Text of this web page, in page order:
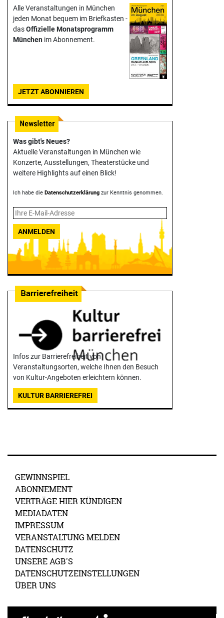
Alle Veranstaltungen in München
jeden Monat bequem im Briefkasten -
dasOffizielle Monats­programm
München im Abonnement.
JETZT ABONNIEREN
Was gibt's Neues?
Aktuelle Veranstaltungen in München wie
Konzerte, Ausstellungen, Theater­stücke und
weitere Highlights auf einen Blick!
Ich habe die Datenschutzerklärung zur Kenntnis genommen.
ANMELDEN
Infos zur Barrierefreiheit von
Veranstaltungsorten, welche Ihnen den Besuch
von Kultur-Angeboten erleichtern können.
KULTUR BARRIEREFREI
GEWINNSPIEL
ABONNEMENT
VERTRÄGE HIER KÜNDIGEN
MEDIADATEN
IMPRESSUM
VERANSTALTUNG MELDEN
DATENSCHUTZ
UNSERE AGB'S
DATENSCHUTZEINSTELLUNGEN
ÜBER UNS